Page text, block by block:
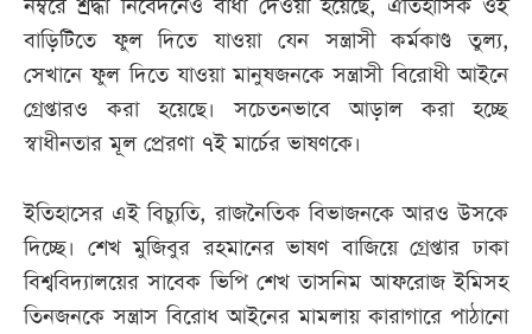
নম্বরে শ্রদ্ধা নিবেদনেও বাধা দেওয়া হয়েছে, ঐতিহাসিক ওই
বাড়িটিতে ফুল দিতে যাওয়া যেন সন্ত্রাসী কর্মকাণ্ড তুল্য,
সেখানে ফুল দিতে যাওয়া মানুষজনকে সন্ত্রাসী বিরোধী আইনে
গ্রেপ্তারও করা হয়েছে। সচেতনভাবে আড়াল করা হচ্ছে
স্বাধীনতার মূল প্রেরণা ৭ই মার্চের ভাষণকে।
ইতিহাসের এই বিচ্যুতি, রাজনৈতিক বিভাজনকে আরও উসকে
দিচ্ছে। শেখ মুজিবুর রহমানের ভাষণ বাজিয়ে গ্রেপ্তার ঢাকা
বিশ্ববিদ্যালয়ের সাবেক ভিপি শেখ তাসনিম আফরোজ ইমিসহ
তিনজনকে সন্ত্রাস বিরোধ আইনের মামলায় কারাগারে পাঠানো